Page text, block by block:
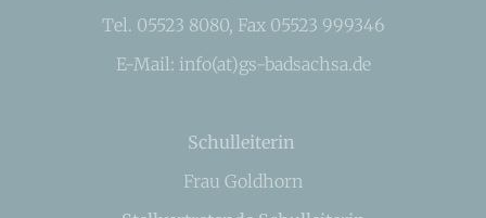
Tel. 05523 8080, Fax 05523 999346
E-Mail: info(at)gs-badsachsa.de
Schulleiterin
Frau Goldhorn